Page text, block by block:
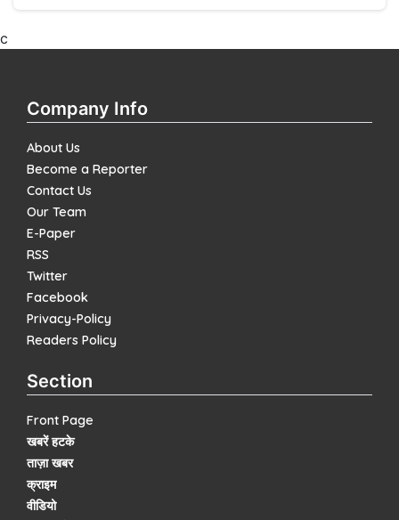
c
Company Info
About Us
Become a Reporter
Contact Us
Our Team
E-Paper
RSS
Twitter
Facebook
Privacy-Policy
Readers Policy
Section
Front Page
खबरें हटके
ताज़ा खबर
क्राइम
वीडियो